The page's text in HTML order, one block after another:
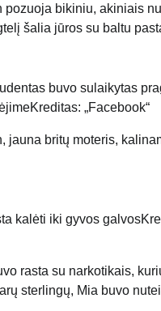
buvo sulaikytas
Kreditas: „Facebook“
kalėti iki gyvos galvos
rasta su narkotikais,
sterlingų, Mia buvo